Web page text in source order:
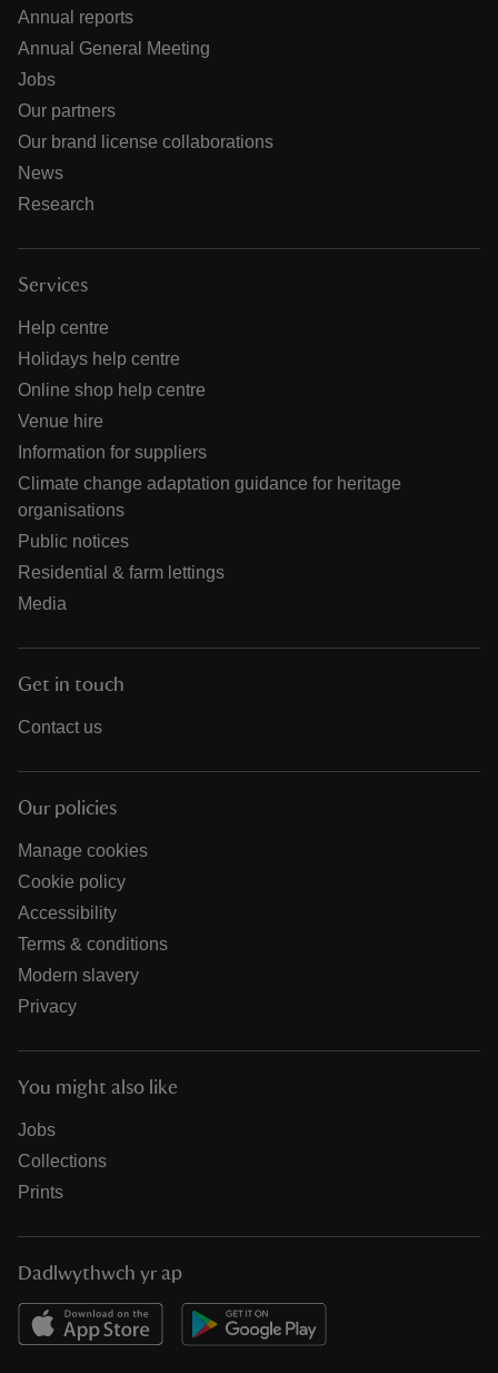
Annual reports
Annual General Meeting
Jobs
Our partners
Our brand license collaborations
News
Research
Services
Help centre
Holidays help centre
Online shop help centre
Venue hire
Information for suppliers
Climate change adaptation guidance for heritage
organisations
Public notices
Residential & farm lettings
Media
Get in touch
Contact us
Our policies
Manage cookies
Cookie policy
Accessibility
Terms & conditions
Modern slavery
Privacy
You might also like
Jobs
Collections
Prints
Dadlwythwch yr ap